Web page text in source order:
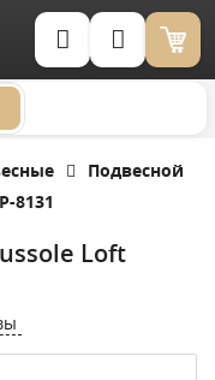
Корзина (0)
Подвесной
8131
Loft